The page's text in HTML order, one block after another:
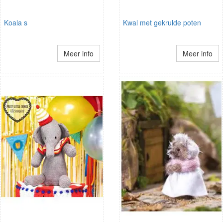
Koala s
Meer info
Kwal met gekrulde poten
Meer info